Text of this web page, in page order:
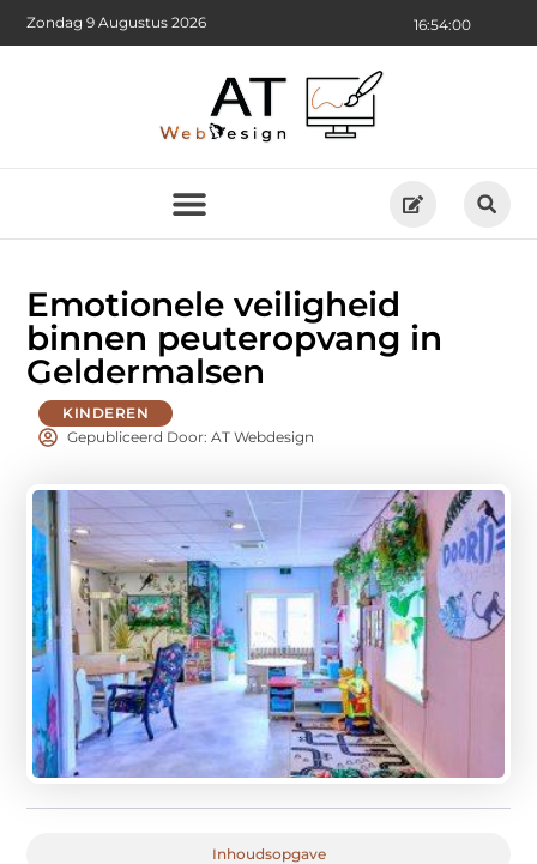
16:54:00
Zondag 9 Augustus 2026
Emotionele veiligheid
binnen peuteropvang in
Geldermalsen
KINDEREN
Gepubliceerd Door: AT Webdesign
Inhoudsopgave